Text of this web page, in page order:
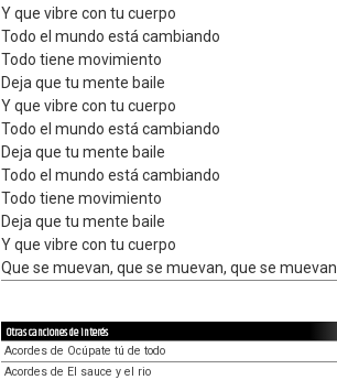
Y que vibre con tu cuerpo
Todo el mundo está cambiando
Todo tiene movimiento
Deja que tu mente baile
Y que vibre con tu cuerpo
Todo el mundo está cambiando
Deja que tu mente baile
Todo el mundo está cambiando
Todo tiene movimiento
Deja que tu mente baile
Y que vibre con tu cuerpo
Que se muevan, que se muevan, que se muevan
Otras canciones de interés
Acordes de Ocúpate tú de todo
Acordes de El sauce y el rio